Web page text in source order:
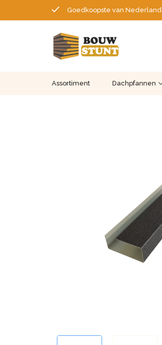
Goedkoopste van Nederland
Assortiment Dachpfannen